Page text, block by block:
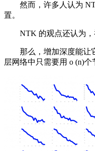
然而，许多人认为 NTK
置。
NTK 的观点还认为，神
那么，增加深度能让它
层网络中只需要用 o (n)个